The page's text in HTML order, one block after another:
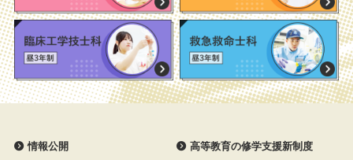
情報公開 高等教育の修学支援新制度